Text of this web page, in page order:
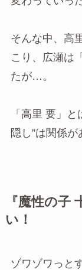
そんな中、高
こり、広瀬は
たが…。
「高里 要」
隠し”は関係が
『魔性の子
い！
ゾワゾワっと